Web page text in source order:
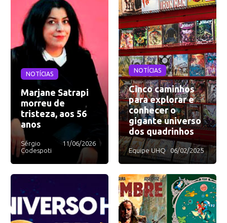
NOTÍCIAS
Marjane Satrapi
morreu de
tristeza, aos 56
anos
Sérgio
Codespoti
11/06/2026
NOTÍCIAS
Cinco caminhos
para explorar e
conhecer o
gigante universo
dos quadrinhos
Equipe UHQ 06/02/2025